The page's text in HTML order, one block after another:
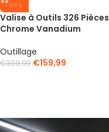
-60%
Valise à Outils 326 Pièces
Chrome Vanadium
Outillage
€399,99 €159,99